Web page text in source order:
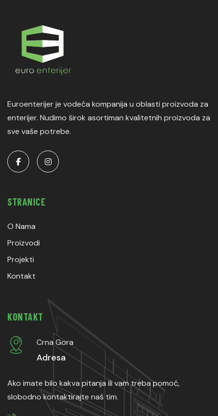
Euroenterijer je vodeća kompanija u oblasti proizvoda za
enterijer. Nudimo širok asortiman kvalitetnih proizvoda za
sve vaše potrebe.
STRANICE
O Nama
Proizvodi
Projekti
Kontakt
KONTAKT
Crna Gora
Adresa
Ako imate bilo kakva pitanja ili vam treba pomoć,
slobodno kontaktirajte naš tim.